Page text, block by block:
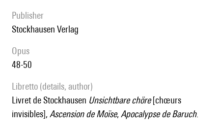
publisher
Stockhausen Verlag
Opus
48-50
Libretto (details, author)
livret de Stockhausen Unsichtbare chöre[chœurs
invisibles], Ascension de Moïse, Apocalypse de Baruch.